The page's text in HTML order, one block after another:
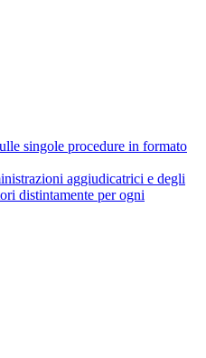
singole procedure in formato
aggiudicatrici e degli
distintamente per ogni